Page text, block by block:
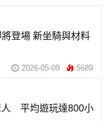
將登場 新坐騎與材料
2026-05-09 5689
人 平均遊玩達800小